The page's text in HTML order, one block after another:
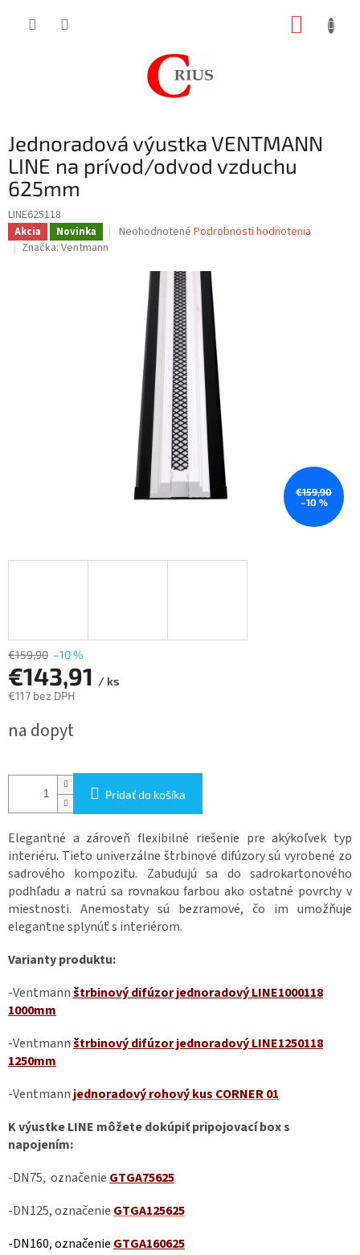
Jednoradová výustka VENTMANN
LINE na prívod/odvod vzduchu
625mm
LINE625118
Akcia Novinka
Priemerné
hviezdičiek.
Neohodnotené Podrobnosti hodnotenia
Značka: Ventmann
€159,90
–10 %
€159,90 –10 %
€143,91 / ks
€117 bez DPH
cena:
na dopyt
Pridať do košíka
Elegantné a zároveň flexibilné riešenie pre akýkoľvek typ
interiéru. Tieto univerzálne štrbinové difúzory sú vyrobené zo
sadrového kompozitu. Zabudujú sa do sadrokartonového
podhľadu a natrú sa rovnakou farbou ako ostatné povrchy v
miestnosti. Anemostaty sú bezramové, čo im umožňuje
elegantne splynúť s interiérom.
Varianty produktu:
-Ventmannštrbinový difúzor jednoradový LINE1000118
1000mm
-Ventmannštrbinový difúzor jednoradový LINE1250118
1250mm
-Ventmann jednoradový rohový kus CORNER 01
K výustke LINE môžete dokúpiť pripojovací box s
napojením:
-DN75, označenie GTGA75625
-DN125, označenie GTGA125625
-DN160, označenie GTGA160625